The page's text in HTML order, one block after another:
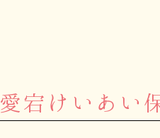
愛宕けいあい